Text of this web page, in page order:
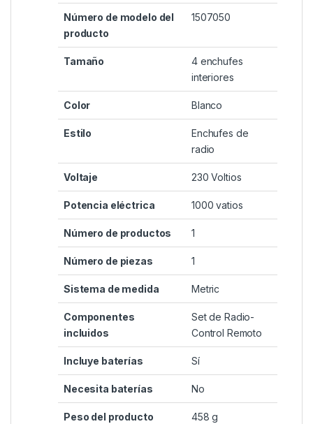
Número de modelo del
producto
‎1507050
Tamaño
‎4 enchufes
interiores
Color ‎Blanco
Estilo
‎Enchufes de
radio
Voltaje ‎230 Voltios
Potencia eléctrica ‎1000 vatios
Número de productos ‎1
Número de piezas ‎1
Sistema de medida ‎Metric
Componentes
incluidos
‎Set de Radio-
Control Remoto
Incluye baterías ‎Sí
Necesita baterías ‎No
Peso del producto ‎458 g